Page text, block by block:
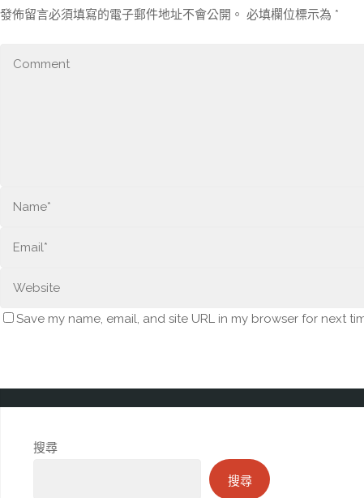
發佈留言必須填寫的電子郵件地址不會公開。 必填欄位標示為 *
Save my name, email, and site URL in my browser for next
搜尋
搜尋